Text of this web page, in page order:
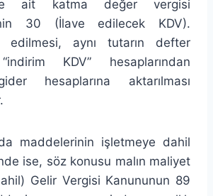
ait katma değer vergisi
30 (İlave edilecek KDV).
edilmesi, aynı tutarın defter
KDV” hesaplarından
hesaplarına aktarılması
maddelerinin işletmeye dahil
ise, söz konusu malın maliyet
Gelir Vergisi Kanununun 89